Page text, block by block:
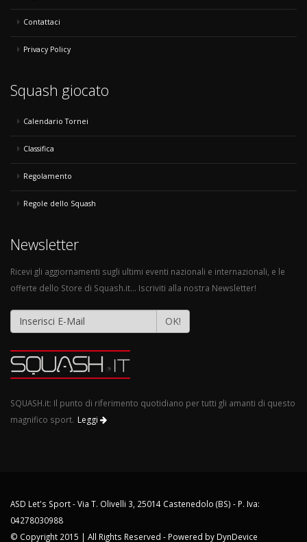
Contattaci
Privacy Policy
Squash giocato
Calendario Tornei
Classifica
Regolamento
Regole dello Squash
Newsletter
Ricevi gli aggiornamenti sugli ultimi eventi nazionali e internazionali, e le
offerte dello Store di Squash.it... Iscriviti alla nostra Newsletter!
OK!
SQUASH.it: Il punto di riferimento quotidiano per tutti gli amanti di questo
magnifico sport. Leggi
ASD Let's Sport - Via T. Olivelli 3, 25014 Castenedolo (BS) - P. Iva:
04278030988
© Copyright 2015 | All Rights Reserved - Powered by DynDevice